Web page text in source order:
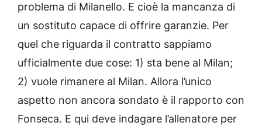
problema di Milanello. E cioè la mancanza di
un sostituto capace di offrire garanzie. Per
quel che riguarda il contratto sappiamo
ufficialmente due cose: 1) sta bene al Milan;
2) vuole rimanere al Milan. Allora l’unico
aspetto non ancora sondato è il rapporto con
Fonseca. E qui deve indagare l’allenatore per